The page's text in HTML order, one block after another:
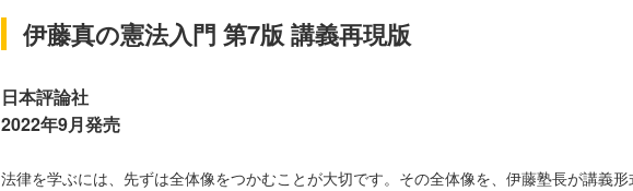
伊藤真の憲法入門 第7版 講義再現版
日本評論社
2022年9月発売
法律を学ぶには、先ずは全体像をつかむことが大切です。その全体像を、伊藤塾長が講義